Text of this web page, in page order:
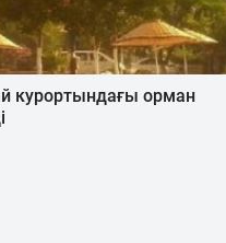
курортындағы орман